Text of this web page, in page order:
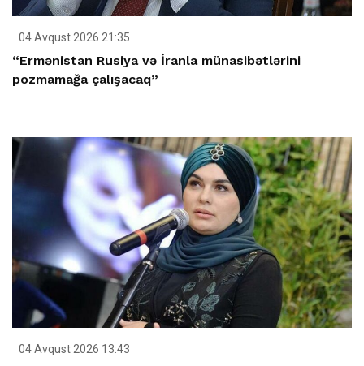
04 Avqust 2026 21:35
“Ermənistan Rusiya və İranla münasibətlərini
pozmamağa çalışacaq”
04 Avqust 2026 13:43